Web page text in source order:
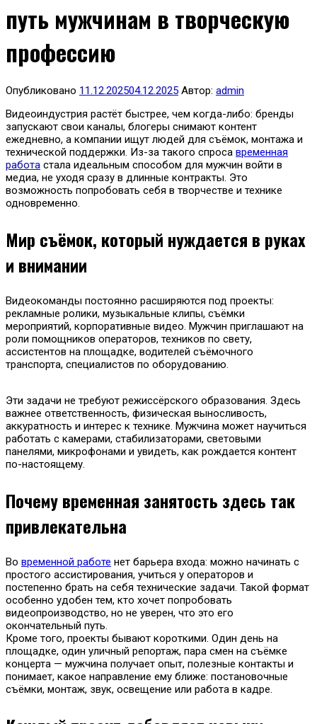
путь мужчинам в творческую
профессию
Опубликовано 11.12.202504.12.2025 Автор: admin
Видеоиндустрия растёт быстрее, чем когда-либо: бренды
запускают свои каналы, блогеры снимают контент
ежедневно, а компании ищут людей для съёмок, монтажа и
технической поддержки. Из-за такого спроса временная
работа стала идеальным способом для мужчин войти в
медиа, не уходя сразу в длинные контракты. Это
возможность попробовать себя в творчестве и технике
одновременно.
Мир съёмок, который нуждается в руках
и внимании
Видеокоманды постоянно расширяются под проекты:
рекламные ролики, музыкальные клипы, съёмки
мероприятий, корпоративные видео. Мужчин приглашают на
роли помощников операторов, техников по свету,
ассистентов на площадке, водителей съёмочного
транспорта, специалистов по оборудованию.
Эти задачи не требуют режиссёрского образования. Здесь
важнее ответственность, физическая выносливость,
аккуратность и интерес к технике. Мужчина может научиться
работать с камерами, стабилизаторами, световыми
панелями, микрофонами и увидеть, как рождается контент
по-настоящему.
Почему временная занятость здесь так
привлекательна
Во временной работе нет барьера входа: можно начинать с
простого ассистирования, учиться у операторов и
постепенно брать на себя технические задачи. Такой формат
особенно удобен тем, кто хочет попробовать
видеопроизводство, но не уверен, что это его
окончательный путь.
Кроме того, проекты бывают короткими. Один день на
площадке, один уличный репортаж, пара смен на съёмке
концерта — мужчина получает опыт, полезные контакты и
понимает, какое направление ему ближе: постановочные
съёмки, монтаж, звук, освещение или работа в кадре.